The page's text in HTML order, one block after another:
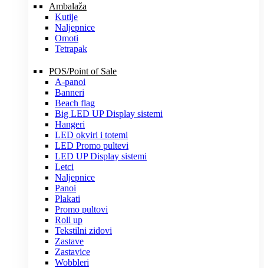
Ambalaža
Kutije
Naljepnice
Omoti
Tetrapak
POS/Point of Sale
A-panoi
Banneri
Beach flag
Big LED UP Display sistemi
Hangeri
LED okviri i totemi
LED Promo pultevi
LED UP Display sistemi
Letci
Naljepnice
Panoi
Plakati
Promo pultovi
Roll up
Tekstilni zidovi
Zastave
Zastavice
Wobbleri